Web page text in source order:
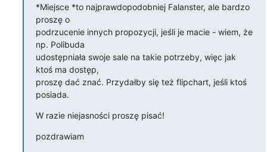
*Miejsce *to najprawdopodobniej Falanster, ale bardzo
proszę o
podrzucenie innych propozycji, jeśli je macie - wiem, że
np. Polibuda
udostępniała swoje sale na takie potrzeby, więc jak
ktoś ma dostęp,
proszę dać znać. Przydałby się też flipchart, jeśli ktoś
posiada.
W razie niejasności proszę pisać!
pozdrawiam